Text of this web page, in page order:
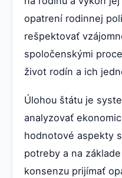
opatrení rodinnej
rešpektovať
spoločenskými
život rodín a ich
Úlohou štátu je
analyzovať
hodnotové aspekty
potreby a na
konsenzu prijímať